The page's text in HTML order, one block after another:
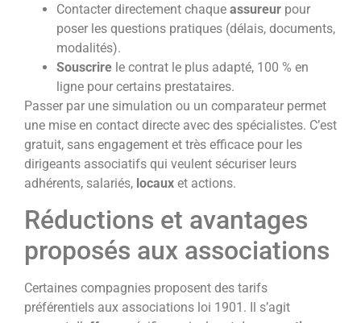
Contacter directement chaque assureur pour
poser les questions pratiques (délais, documents,
modalités).
Souscrire le contrat le plus adapté, 100 % en
ligne pour certains prestataires.
Passer par une simulation ou un comparateur permet
une mise en contact directe avec des spécialistes. C’est
gratuit, sans engagement et très efficace pour les
dirigeants associatifs qui veulent sécuriser leurs
adhérents, salariés, locaux et actions.
Réductions et avantages
proposés aux associations
Certaines compagnies proposent des tarifs
préférentiels aux associations loi 1901. Il s’agit